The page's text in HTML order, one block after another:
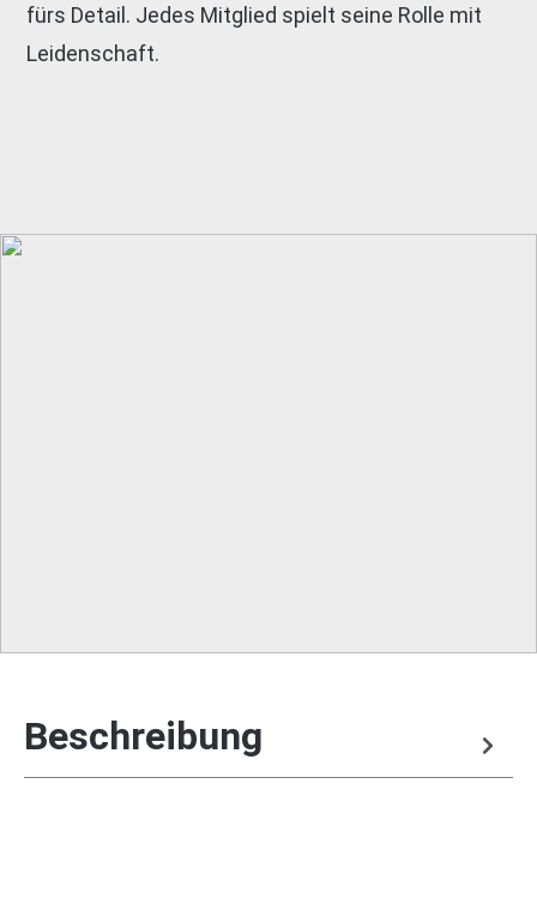
fürs Detail. Jedes Mitglied spielt seine Rolle mit
Leidenschaft.
Beschreibung